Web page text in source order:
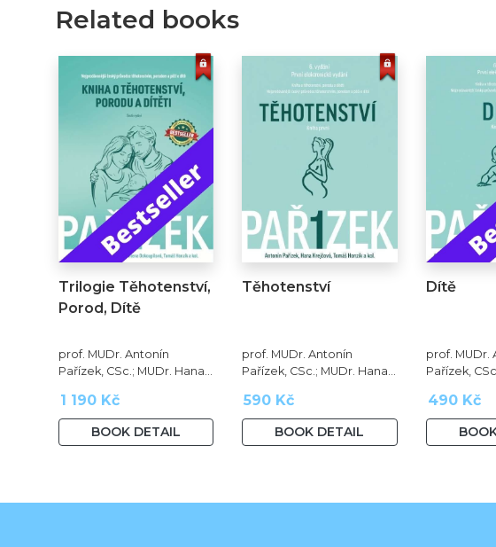
Related books
Trilogie Těhotenství,
Porod, Dítě
prof. MUDr. Antonín
Pařízek, CSc.; MUDr. Hana
Milena Dokoupilová; prof.
MUDr. Tomáš Honzík, Ph.D.
1 190 Kč
BOOK DETAIL
Těhotenství
prof. MUDr. Antonín
Pařízek, CSc.; MUDr. Hana
Tomáš Honzík, Ph.D. a kol.
590 Kč
BOOK DETAIL
Dítě
prof. MUDr.
Pařízek,
Milena
MUDr.
490 Kč